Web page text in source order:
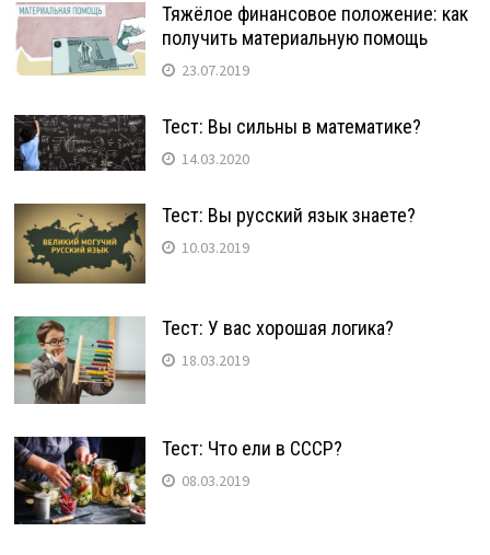
Тяжёлое финансовое положение: как
получить материальную помощь
23.07.2019
Тест: Вы сильны в математике?
14.03.2020
Тест: Вы русский язык знаете?
10.03.2019
Тест: У вас хорошая логика?
18.03.2019
Тест: Что ели в СССР?
08.03.2019